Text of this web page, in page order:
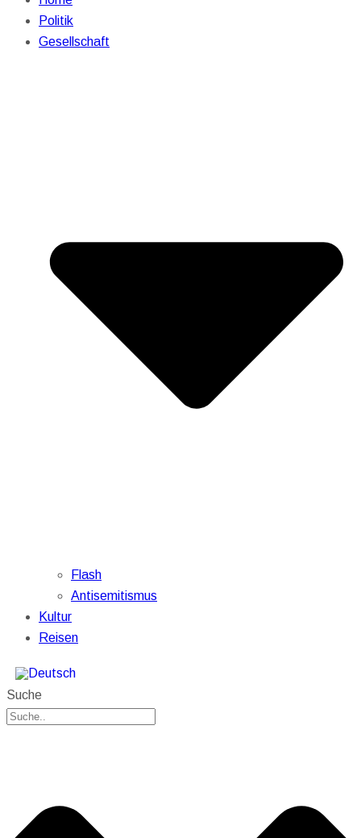
Politik
Gesellschaft
Flash
Antisemitismus
Kultur
Reisen
Suche